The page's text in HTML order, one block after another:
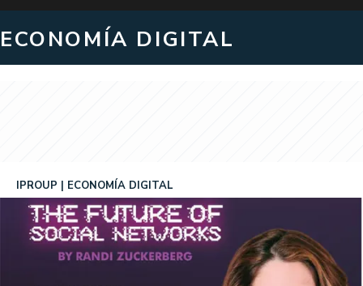
ECONOMÍA DIGITAL
IPROUP ECONOMÍA DIGITAL